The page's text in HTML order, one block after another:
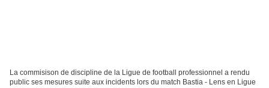
La commisison de discipline de la Ligue de football professionnel a rendu
public ses mesures suite aux incidents lors du match Bastia - Lens en Ligue